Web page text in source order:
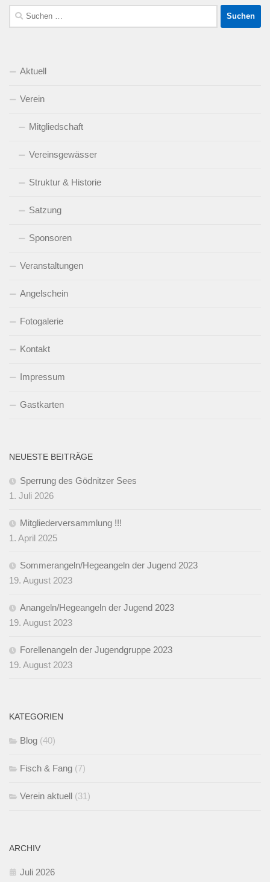
Suchen
nach:
Aktuell
Verein
Mitgliedschaft
Vereinsgewässer
Struktur & Historie
Satzung
Sponsoren
Veranstaltungen
Angelschein
Fotogalerie
Kontakt
Impressum
Gastkarten
NEUESTE BEITRÄGE
Sperrung des Gödnitzer Sees
1. Juli 2026
Mitgliederversammlung !!!
1. April 2025
Sommerangeln/Hegeangeln der Jugend 2023
19. August 2023
Anangeln/Hegeangeln der Jugend 2023
19. August 2023
Forellenangeln der Jugendgruppe 2023
19. August 2023
KATEGORIEN
Blog (40)
Fisch & Fang (7)
Verein aktuell (31)
ARCHIV
Juli 2026